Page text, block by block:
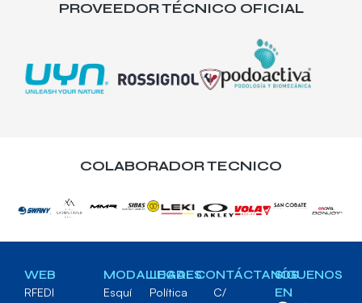
PROVEEDOR TÉCNICO OFICIAL
COLABORADOR TECNICO
WEB
RFEDI
MODALIDADES
Esquí
LEGAL
Política
CONTÁCTANOS
C/
SÍGUENOS
EN